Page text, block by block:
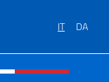
IT DA
e menù